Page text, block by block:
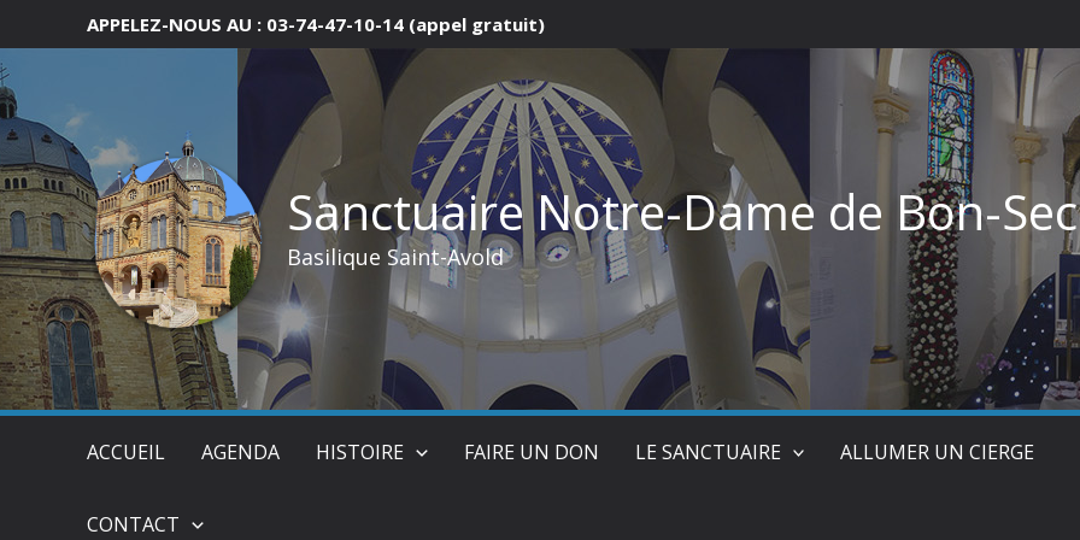
au
contenu
APPELEZ-NOUS AU : 03-74-47-10-14 (appel gratuit)
Sanctuaire Notre-Dame de Bon-
Basilique Saint-Avold
ACCUEIL AGENDA HISTOIRE FAIRE UN DON LE SANCTUAIRE ALLUMER UN CIERGE
CONTACT